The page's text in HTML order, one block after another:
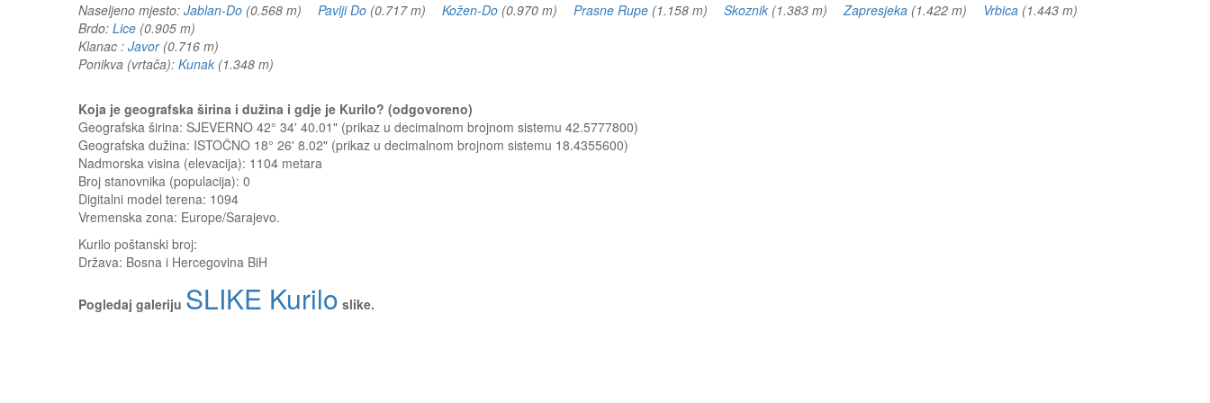
Naseljeno mjesto: Jablan-Do (0.568 m) Pavlji Do (0.717 m) Kožen-Do (0.970 m) Prasne Rupe (1.158 m) Skoznik (1.383 m)Zapresjeka (1.422 m) Vrbica (1.443 m)
Brdo: Lice (0.905 m)
Klanac : Javor(0.716 m)
Ponikva (vrtača): Kunak (1.348 m)
Koja je geografska širina i dužina i gdje je Kurilo? (odgovoreno)
Geografska širina: SJEVERNO 42° 34' 40.01" (prikaz u decimalnom brojnom sistemu 42.5777800)
Geografska dužina: ISTOČNO 18° 26' 8.02" (prikaz u decimalnom brojnom sistemu 18.4355600)
Nadmorska visina (elevacija): 1104 metara
Broj stanovnika (populacija): 0
Digitalni model terena: 1094
Vremenska zona: Europe/Sarajevo.
Kurilo poštanski broj:
Država: Bosna i Hercegovina BiH
Pogledaj galeriju SLIKE Kurilo slike.